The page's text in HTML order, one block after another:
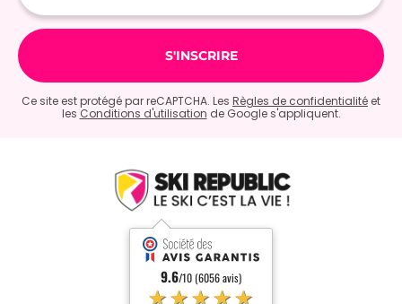
Ce site est protégé par reCAPTCHA. Les Règles de confidentialité et
les Conditions d'utilisation de Google s'appliquent.
9.6/10 (6056 avis)
★★★★★